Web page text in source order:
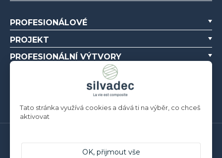
PROFESIONÁLOVÉ
PROJEKT
PROFESIONÁLNÍ VÝTVORY
Silvadec France
Parc d’Activités de l’Estuaire
Tato stránka využívá cookies a dává ti na výběr, co chceš
aktivovat
OK, přijmout vše